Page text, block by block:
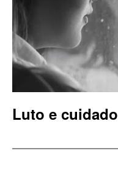
Luto e cuidado